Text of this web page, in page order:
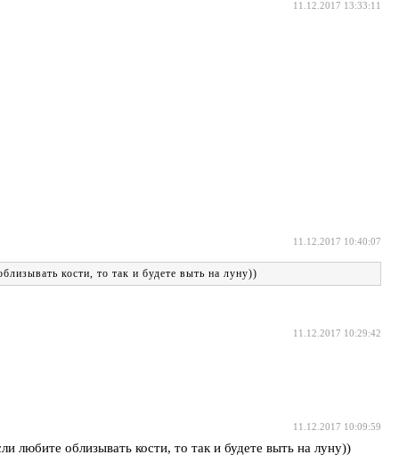
11.12.2017 13:33:11
11.12.2017 10:40:07
кости, то так и будете выть на луну))
11.12.2017 10:29:42
11.12.2017 10:09:59
любите облизывать кости, то так и будете выть на луну))